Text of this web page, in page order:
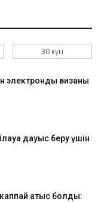
30 күн
электронды визаны
дауыс беру үшін
атыс болды: